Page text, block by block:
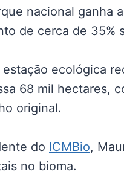
nacional ganha
de cerca de 35%
ecológica
68 mil hectares,
original.
do ICMBio,
no bioma.